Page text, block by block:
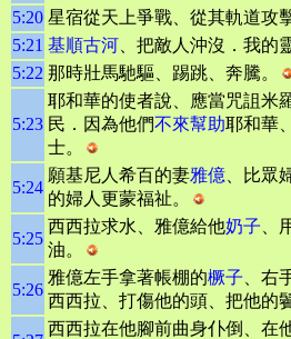
5:20 星宿從天上爭戰、從其軌道攻
5:21 基順古河 、把敵人沖沒．我的
5:22 那時壯馬馳驅、踢跳、奔騰。
5:23
耶和華的使者說、應當咒詛米
民．因為他們不來幫助耶和華
士。
5:24
願基尼人希百的妻雅億 、比眾
的婦人更蒙福祉。
5:25
西西拉求水、雅億給他奶子 、
油。
5:26
雅億左手拿著帳棚的橛子 、右
西西拉、打傷他的頭、把他的
西西拉在他腳前曲身仆倒、在